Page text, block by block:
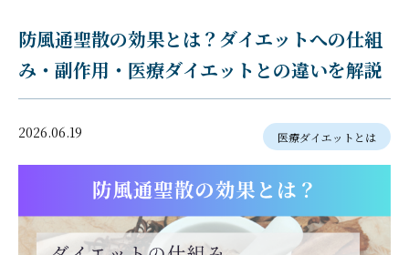
防風通聖散の効果とは？ダイエットへの仕組
み・副作用・医療ダイエットとの違いを解説
2026.06.19 医療ダイエットとは